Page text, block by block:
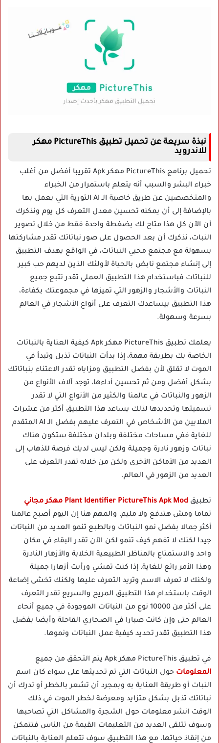
نبذة سريعة عن تحميل تطبيق PictureThis مهكر
للاندرويد
تحميل برنامج PictureThis مهكر Apk تقريبا أفضل من أغلب
خبراء البشر والسبب أنه يتعلم باستمرار من الخبراء
والمتخصصين عن طريق خاصية الـ AI الثورية التي يعمل بها
بالإضافة إلى أن يمكنه تحسين معدل التعرف كل يوم ونذكرك
أن الآن كل هذا متاح لك بضغطة واحدة فقط من خلال تصوير
النبات، نذكرك أن بعد الحصول على صور نباتاتك تقدر مشاركتها
بسهولة مع مجتمع محبي النباتات، في الواقع يهدف التطبيق
إلى إنشاء مجتمع نابض بالحياة لأولئك الذين لديهم حب كبير
للنباتات فباستخدام هذا التطبيق العملي تقدر تتبع جميع
النباتات والأشجار والزهور التي تميزها في مجموعتك بكفاءة،
هذا التطبيق بيساعدك التعرف على أنواع الأشجار في العالم
بسرعة وسهولة.
يعلمك تطبيق PictureThis مهكر Apk كيفية العناية بالنباتات
الخاصة بك بطريقة مهمة، إذا بدأت النباتات تذبل وتبدأ في
الموت لا تقلق لأن بفضل التطبيق ومزاياه تقدر الاعتناء بنباتاتك
بشكل أفضل ومن ثم تحسين أداءها، توجد آلاف الأنواع من
الزهور والنباتات في عالمنا والكثير من الأنواع التي لا تقدر
تسميتها وتحديدها لذلك يساعد هذا التطبيق أكثر من عشرات
الملايين من الأشخاص في التعرف عليهم بفضل الـ AI المتقدم
للغاية ففي مساحات مختلفة وبلدان مختلفة ستكون هناك
نباتات وزهور نادرة وجميلة ولكن ليس لديك فرصة للذهاب إلى
العديد من الأماكن الأخرى ولكن من خلاله تقدر التعرف على
العديد من الزهور في العالم.
تطبيق Plant Identifier PictureThis Apk Mod مهكر مجاني
تماما ومش هتدفع ولا مليم، والمهم هنا إن اليوم أصبح عالمنا
أكثر جمالا بفضل نمو النباتات وبالطبع تنمو العديد من النباتات
جيدا لكنك لا تفهم كيف تنمو لكن الآن تقدر البقاء في مكان
واحد والاستمتاع بالمناظر الطبيعية الخلابة والأزهار النادرة
وهذا الأمر رائع للغاية، إذا كنت تمشي ورأيت أزهارا جميلة
ولكنك لا تعرف الاسم وتريد التعرف عليها ولكنك تخشى إضاعة
الوقت باستخدام هذا التطبيق المريح والسريع تقدر التعرف
على أكثر من 10000 نوع من النباتات الموجودة في جميع أنحاء
العالم حتى وإن كانت صبارا في الصحاري القاحلة وأيضا بفضل
هذا التطبيق تقدر تحديد كيفية عمل النباتات ونموها.
في تطبيق PictureThis مهكر Apk يتم التحقق من جميع
المعلومات حول النباتات التي تم تحديثها على سواء كان اسم
النبات أو طريقة العناية به وبمجرد أن تشعر بالخطر أو تدرك أن
نباتاتك تذبل بشكل متزايد ومعرضة لخطر الموت في ذلك
الوقت انشر معلومات حول الشجرة والمشاكل التي تصاحبها
وسوف تتلقى العديد من التعليمات القيمة من الناس فتتمكن
من إنقاذ حياتها، مع هذا التطبيق سوف تتعلم العناية بالنباتات